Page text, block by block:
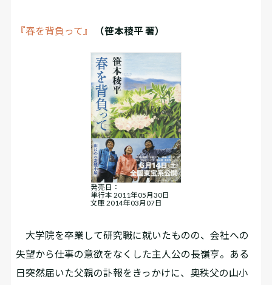
『春を背負って』 （笹本稜平 著）
発売日：
単行本 2011年05月30日
文庫 2014年03月07日
大学院を卒業して研究職に就いたものの、会社への
失望から仕事の意欲をなくした主人公の長嶺亨。ある
日突然届いた父親の訃報をきっかけに、奥秩父の山小